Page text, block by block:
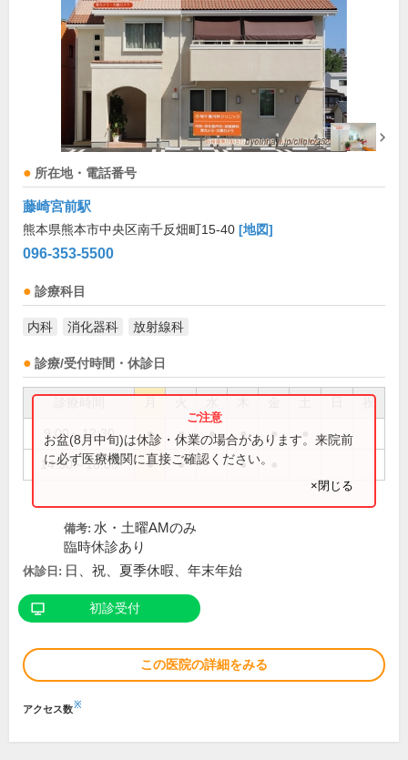
所在地・電話番号
藤崎宮前駅
熊本県熊本市中央区南千反畑町15-40 [地図]
096-353-5500
診療科目
内科 消化器科 放射線科
診療/受付時間・休診日
祝
9:00～12:30 ● ● ● ● ●
14:30～18:00 ● ● ●
お盆(8月中旬)は休診・休業の場合があります。来院前
に必ず医療機関に直接ご確認ください。
×閉じる
備考: 水・土曜AMのみ
臨時休診あり
休診日: 日、祝、夏季休暇、年末年始
初診受付
この医院の詳細をみる
アクセス数※